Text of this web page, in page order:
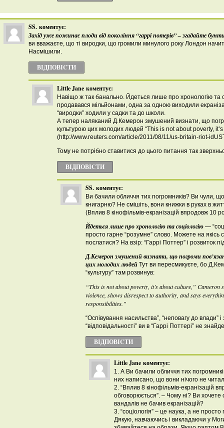
SS. коментує:
Захід уже пожинає плоди від покоління “гаррі потерів” – згадайте
ви вважаєте, що ті виродки, що громили минулого року Лондон
Насмішили.
ВІДПОВІCТИ
Little Jane коментує:
Навіщо ж так банально. Йдеться лише про хронологію та
продавався мільйонами, одна за одною виходили
“виродки” ходили у садки та до школи.
А тепер наляканий Д.Кемерон змушений визнати, що
культурою цих молодих людей “This is not about poverty,
(http://www.reuters.com/article/2011/08/11/us-britain-riot-
Тому не потрібно ставитися до цього питання так
ВІДПОВІCТИ
SS. коментує:
Ви бачили обличчя тих погромників? Ви чули,
книгарню? Не смішіть, вони книжки в руках в
(Вплив 8 кінофільмів-екранізацій впродовж 10
Йдеться лише про хронологію та соціологію —
просто гарне “розумне” слово. Можете на якісь
послатися? На взір: “Гаррі Поттер” і розвиток
Д.Кемерон змушений визнати, що погроми
цих молодих людей Тут ви пересмикуєте, бо
“культуру” там розвинув:
“This is not about poverty, it’s about culture,” Cameron
violence, shows disrespect to authority, and says
responsibilities.”
“Оспівування насильства”, “неповагу до влади”
“відповідальності” ви в “Гаррі Поттері” не
ВІДПОВІCТИ
Little Jane коментує:
1. А Ви бачили обличчя тих
них написано, що вони нічого не
2. “Вплив 8 кінофільмів-екранізацій
обговорюється”. – Чому ні? Ви
вандалів не бачив екранізацій?
3. “соціологія” – це наука, а не
Дякую, навчаючись і викладаючи у